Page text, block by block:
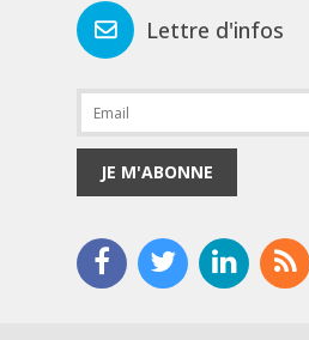
Lettre d'infos
JE M'ABONNE